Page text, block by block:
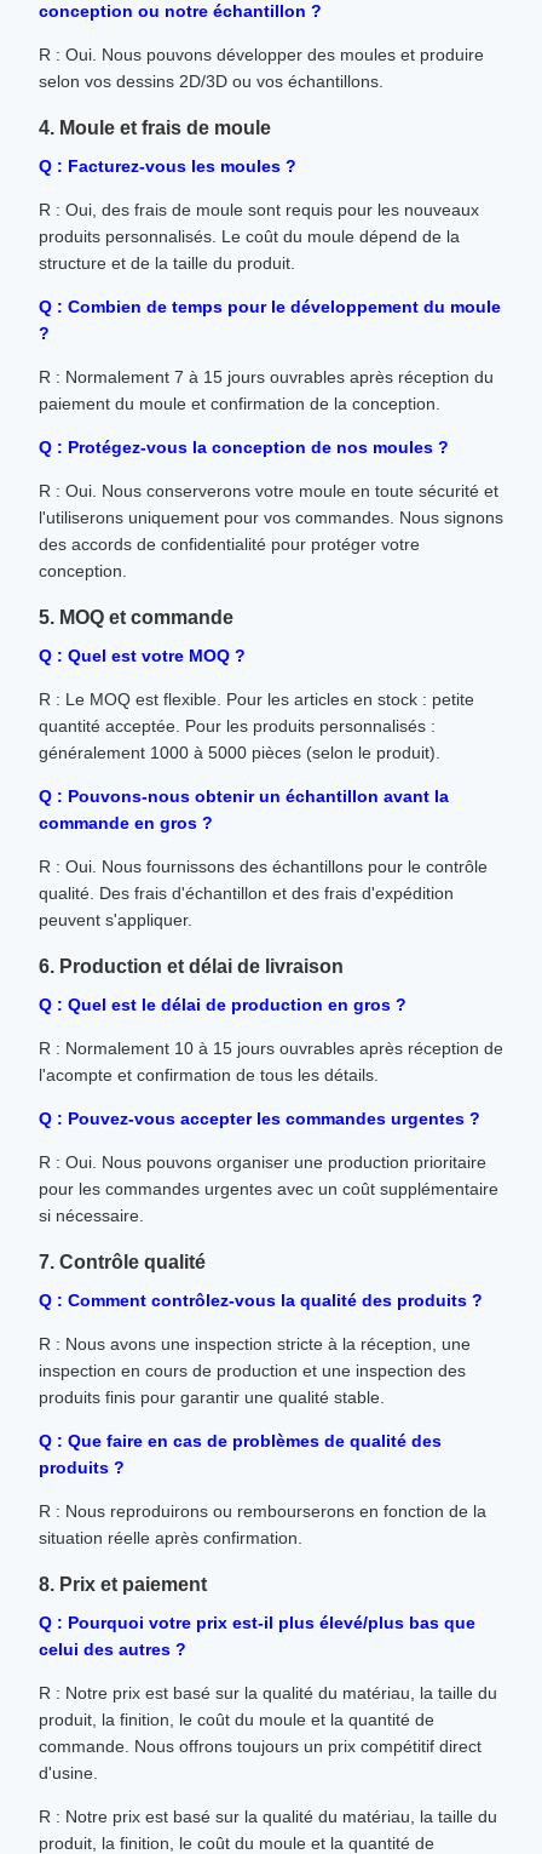
conception ou notre échantillon ?
R : Oui. Nous pouvons développer des moules et produire
selon vos dessins 2D/3D ou vos échantillons.
4. Moule et frais de moule
Q : Facturez-vous les moules ?
R : Oui, des frais de moule sont requis pour les nouveaux
produits personnalisés. Le coût du moule dépend de la
structure et de la taille du produit.
Q : Combien de temps pour le développement du moule
?
R : Normalement 7 à 15 jours ouvrables après réception du
paiement du moule et confirmation de la conception.
Q : Protégez-vous la conception de nos moules ?
R : Oui. Nous conserverons votre moule en toute sécurité et
l'utiliserons uniquement pour vos commandes. Nous signons
des accords de confidentialité pour protéger votre
conception.
5. MOQ et commande
Q : Quel est votre MOQ ?
R : Le MOQ est flexible. Pour les articles en stock : petite
quantité acceptée. Pour les produits personnalisés :
généralement 1000 à 5000 pièces (selon le produit).
Q : Pouvons-nous obtenir un échantillon avant la
commande en gros ?
R : Oui. Nous fournissons des échantillons pour le contrôle
qualité. Des frais d'échantillon et des frais d'expédition
peuvent s'appliquer.
6. Production et délai de livraison
Q : Quel est le délai de production en gros ?
R : Normalement 10 à 15 jours ouvrables après réception de
l'acompte et confirmation de tous les détails.
Q : Pouvez-vous accepter les commandes urgentes ?
R : Oui. Nous pouvons organiser une production prioritaire
pour les commandes urgentes avec un coût supplémentaire
si nécessaire.
7. Contrôle qualité
Q : Comment contrôlez-vous la qualité des produits ?
R : Nous avons une inspection stricte à la réception, une
inspection en cours de production et une inspection des
produits finis pour garantir une qualité stable.
Q : Que faire en cas de problèmes de qualité des
produits ?
R : Nous reproduirons ou rembourserons en fonction de la
situation réelle après confirmation.
8. Prix et paiement
Q : Pourquoi votre prix est-il plus élevé/plus bas que
celui des autres ?
R : Notre prix est basé sur la qualité du matériau, la taille du
produit, la finition, le coût du moule et la quantité de
commande. Nous offrons toujours un prix compétitif direct
d'usine.
R : Notre prix est basé sur la qualité du matériau, la taille du
produit, la finition, le coût du moule et la quantité de